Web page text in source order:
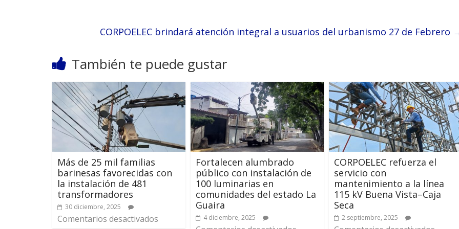
CORPOELEC brindará atención integral a usuarios del urbanismo 27 de Febrero
También te puede gustar
Más de 25 mil familias
barinesas favorecidas con
la instalación de 481
transformadores
30 diciembre, 2025
Comentarios desactivados
Fortalecen alumbrado
público con instalación de
100 luminarias en
comunidades del estado La
Guaira
4 diciembre, 2025
CORPOELEC refuerza el
servicio con
mantenimiento a la línea
115 kV Buena Vista–Caja
Seca
2 septiembre, 2025